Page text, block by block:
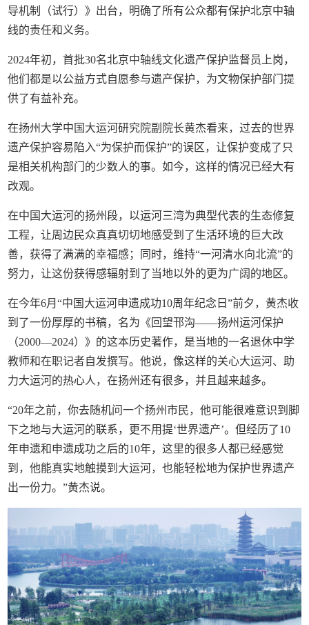
导机制（试行）》出台，明确了所有公众都有保护北京中轴
线的责任和义务。
2024年初，首批30名北京中轴线文化遗产保护监督员上岗，
他们都是以公益方式自愿参与遗产保护，为文物保护部门提
供了有益补充。
在扬州大学中国大运河研究院副院长黄杰看来，过去的世界
遗产保护容易陷入“为保护而保护”的误区，让保护变成了只
是相关机构部门的少数人的事。如今，这样的情况已经大有
改观。
在中国大运河的扬州段，以运河三湾为典型代表的生态修复
工程，让周边民众真真切切地感受到了生活环境的巨大改
善，获得了满满的幸福感；同时，维持“一河清水向北流”的
努力，让这份获得感辐射到了当地以外的更为广阔的地区。
在今年6月“中国大运河申遗成功10周年纪念日”前夕，黄杰收
到了一份厚厚的书稿，名为《回望邗沟——扬州运河保护
（2000—2024）》的这本历史著作，是当地的一名退休中学
教师和在职记者自发撰写。他说，像这样的关心大运河、助
力大运河的热心人，在扬州还有很多，并且越来越多。
“20年之前，你去随机问一个扬州市民，他可能很难意识到脚
下之地与大运河的联系，更不用提‘世界遗产’。但经历了10
年申遗和申遗成功之后的10年，这里的很多人都已经感觉
到，他能真实地触摸到大运河，也能轻松地为保护世界遗产
出一份力。”黄杰说。